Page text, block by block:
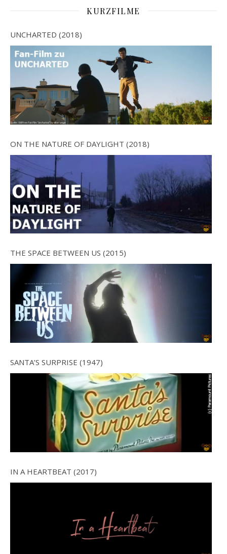
KURZFILME
UNCHARTED (2018)
ON THE NATURE OF DAYLIGHT (2018)
THE SPACE BETWEEN US (2015)
SANTA’S SURPRISE (1947)
IN A HEARTBEAT (2017)